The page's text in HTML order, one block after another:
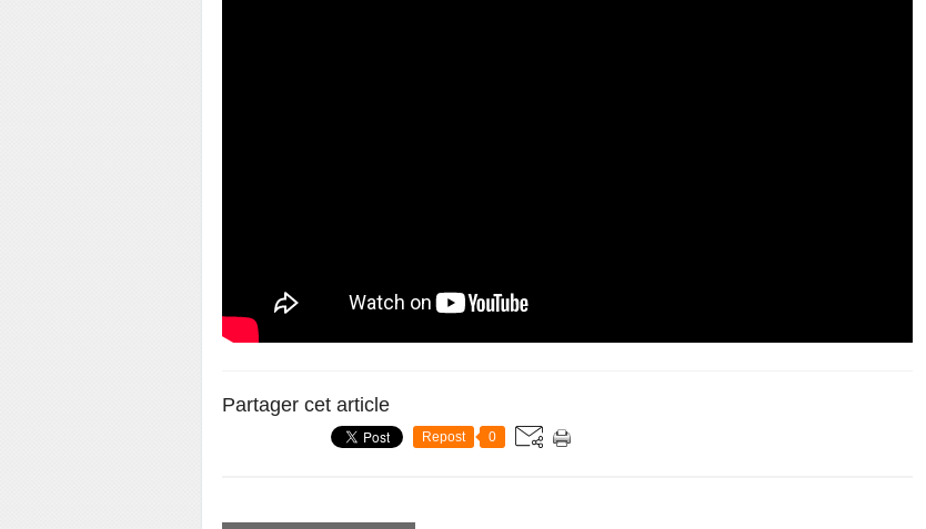
Partager cet article
Repost 0